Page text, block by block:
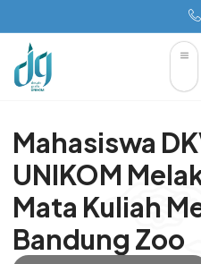
Mahasiswa
UNIKOM
Mata Kuliah
Bandung Zoo